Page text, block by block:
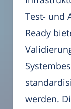
Test- und
Ready
werden.